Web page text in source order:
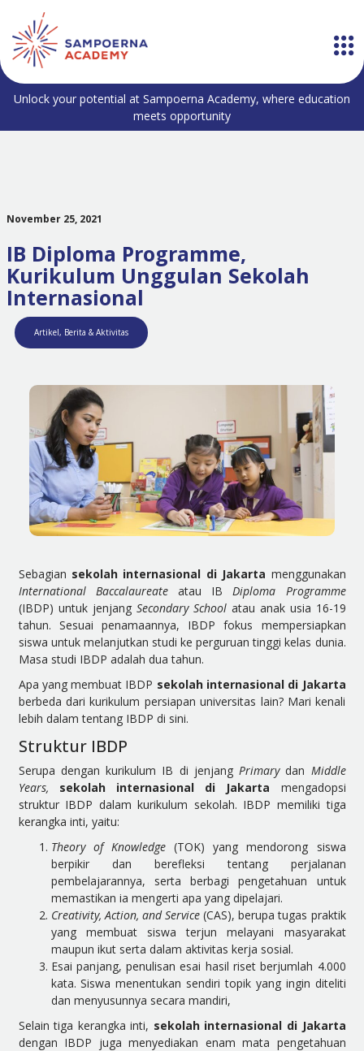
Unlock your potential at Sampoerna Academy, where education
meets opportunity
November 25, 2021
IB Diploma Programme,
Kurikulum Unggulan Sekolah
Internasional
Artikel, Berita & Aktivitas
Sebagian sekolah internasional di Jakarta menggunakan
International Baccalaureateatau IBDiploma Programme
(IBDP) untuk jenjang Secondary School atau anak usia 16-19
tahun. Sesuai penamaannya, IBDP fokus mempersiapkan
siswa untuk melanjutkan studi ke perguruan tinggi kelas dunia.
Masa studi IBDP adalah dua tahun.
Apa yang membuat IBDP sekolah internasional di Jakarta
berbeda dari kurikulum persiapan universitas lain? Mari kenali
lebih dalam tentang IBDP di sini.
Struktur IBDP
Serupa dengan kurikulum IB di jenjang Primarydan Middle
Years, sekolah internasional di Jakarta mengadopsi
struktur IBDP dalam kurikulum sekolah. IBDP memiliki tiga
kerangka inti, yaitu:
Theory of Knowledge(TOK) yang mendorong siswa
berpikir dan berefleksi tentang perjalanan
pembelajarannya, serta berbagi pengetahuan untuk
memastikan ia mengerti apa yang dipelajari.
Creativity, Action, and Service(CAS), berupa tugas praktik
yang membuat siswa terjun melayani masyarakat
maupun ikut serta dalam aktivitas kerja sosial.
Esai panjang, penulisan esai hasil riset berjumlah 4.000
kata. Siswa menentukan sendiri topik yang ingin diteliti
dan menyusunnya secara mandiri,
Selain tiga kerangka inti, sekolah internasional di Jakarta
dengan IBDP juga menyediakan enam mata pengetahuan